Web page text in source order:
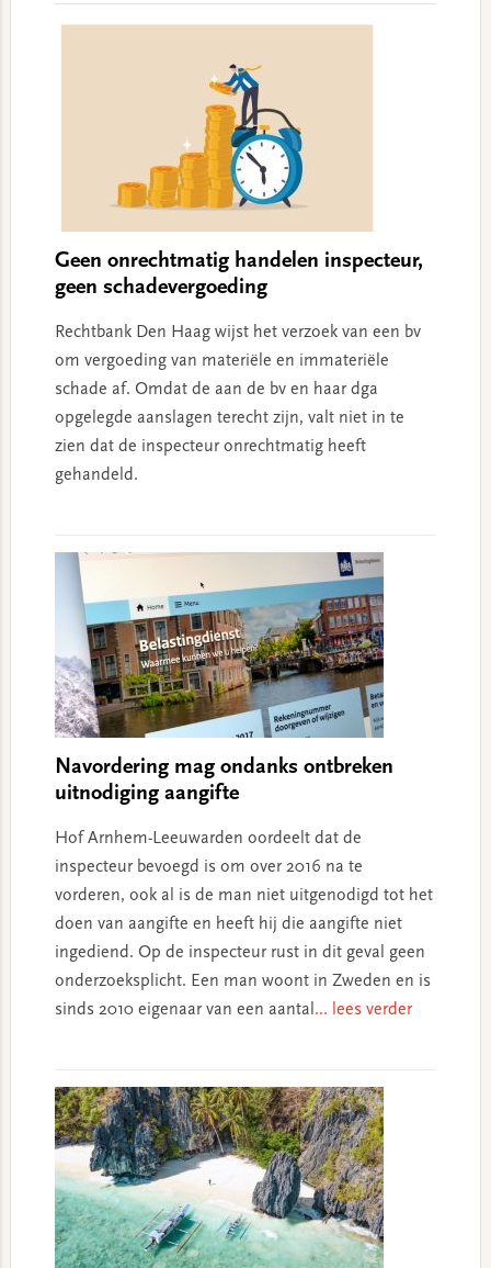
Geen onrechtmatig handelen inspecteur,
geen schadevergoeding
Rechtbank Den Haag wijst het verzoek van een bv
om vergoeding van materiële en immateriële
schade af. Omdat de aan de bv en haar dga
opgelegde aanslagen terecht zijn, valt niet in te
zien dat de inspecteur onrechtmatig heeft
gehandeld.
Navordering mag ondanks ontbreken
uitnodiging aangifte
Hof Arnhem-Leeuwarden oordeelt dat de
inspecteur bevoegd is om over 2016 na te
vorderen, ook al is de man niet uitgenodigd tot het
doen van aangifte en heeft hij die aangifte niet
ingediend. Op de inspecteur rust in dit geval geen
onderzoeksplicht. Een man woont in Zweden en is
sinds 2010 eigenaar van een aantal... lees verder